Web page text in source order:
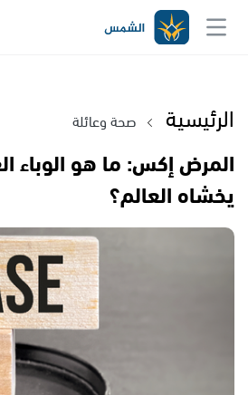
الرئيسية صحة وعائلة
المرض إكس: ما هو الوباء
يخشاه العالم؟